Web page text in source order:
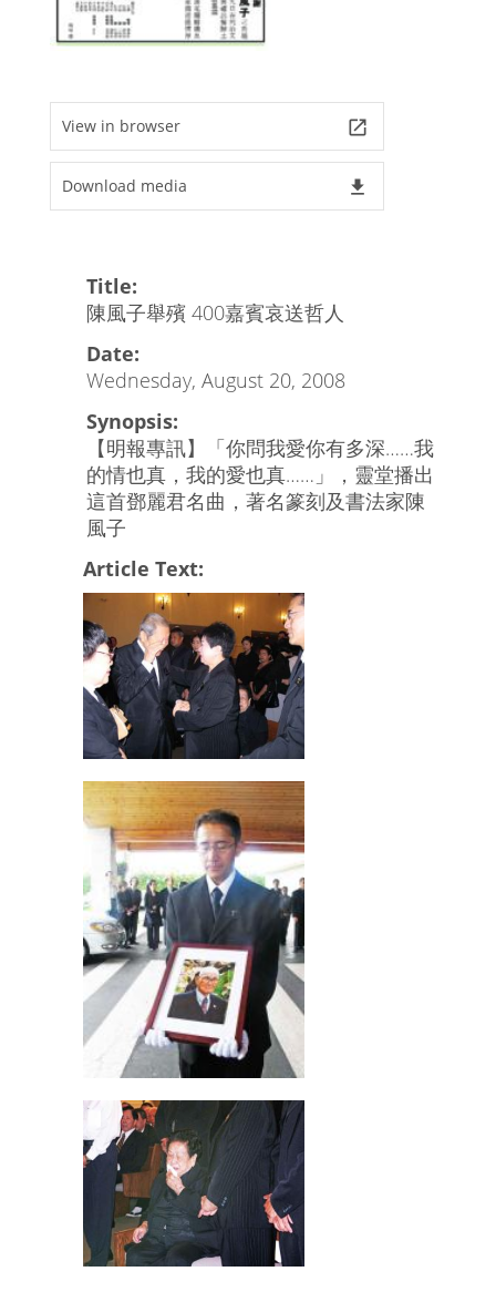
View in browser launch
Download media file_download
Title:
陳風子舉殯 400嘉賓哀送哲人
Date:
Wednesday, August 20, 2008
Synopsis:
【明報專訊】「你問我愛你有多深……我
的情也真，我的愛也真……」，靈堂播出
這首鄧麗君名曲，著名篆刻及書法家陳
風子
Article Text: